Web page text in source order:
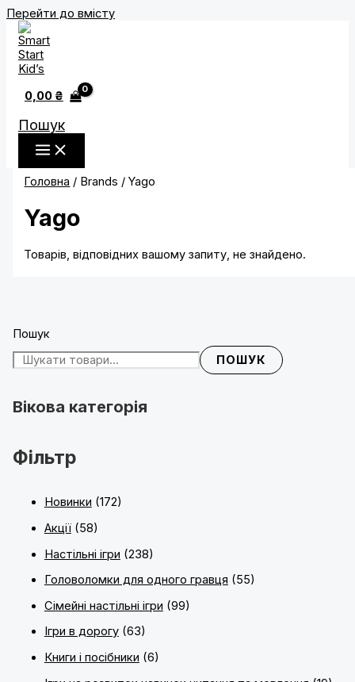
Перейти до вмісту
0,00 ₴
Пошук
Пошук
ПОШУК
Вікова категорія
Фільтр
Новинки (172)
Акції (58)
Настільні ігри (238)
Головоломки для одного гравця (55)
Сімейні настільні ігри (99)
Ігри в дорогу (63)
Книги і посібники (6)
Головна / Brands / Yago
Yago
Товарів, відповідних вашому запиту, не знайдено.